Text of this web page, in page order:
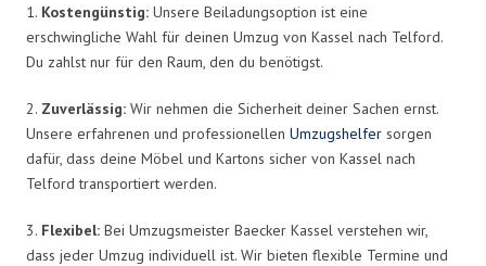
1. Kostengünstig: Unsere Beiladungsoption ist eine
erschwingliche Wahl für deinen Umzug von Kassel nach Telford.
Du zahlst nur für den Raum, den du benötigst.
2. Zuverlässig: Wir nehmen die Sicherheit deiner Sachen ernst.
Unsere erfahrenen und professionellen Umzugshelfer sorgen
dafür, dass deine Möbel und Kartons sicher von Kassel nach
Telford transportiert werden.
3. Flexibel: Bei Umzugsmeister Baecker Kassel verstehen wir,
dass jeder Umzug individuell ist. Wir bieten flexible Termine und